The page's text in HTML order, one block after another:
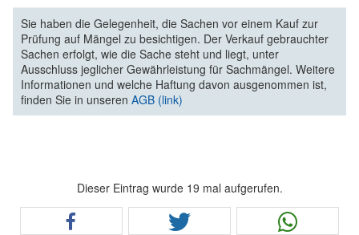
Sie haben die Gelegenheit, die Sachen vor einem Kauf zur
Prüfung auf Mängel zu besichtigen. Der Verkauf gebrauchter
Sachen erfolgt, wie die Sache steht und liegt, unter
Ausschluss jeglicher Gewährleistung für Sachmängel. Weitere
Informationen und welche Haftung davon ausgenommen ist,
finden Sie in unseren AGB (link)
Dieser Eintrag wurde 19 mal aufgerufen.